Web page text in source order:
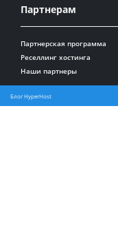
Партнерам
Партнерская программа
Реселлинг хостинга
Наши партнеры
Блог HyperHost